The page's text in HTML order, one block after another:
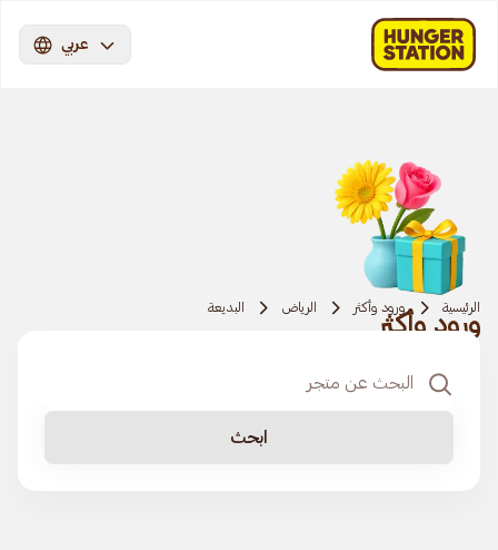
عربي
الرئيسية ورود وأكثر الرياض البديعة
ورود وأكثر
ابحث